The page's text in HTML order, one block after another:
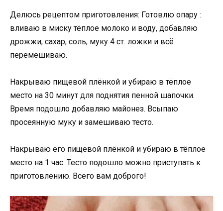
Делюсь рецептом приготовления: Готовлю опару :
вливаю в миску тёплое молоко и воду, добавляю
дрожжи, сахар, соль, муку 4 ст. ложки и всё
перемешиваю.
Накрываю пищевой плёнкой и убираю в тёплое
место на 30 минут для поднятия пенной шапочки.
Время подошло добавляю майонез. Всыпаю
просеянную муку и замешиваю тесто.
Накрываю его пищевой плёнкой и убираю в тёплое
место на 1 час. Тесто подошло можно приступать к
приготовлению. Всего вам доброго!